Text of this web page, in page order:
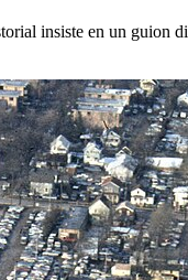
insiste en un guion